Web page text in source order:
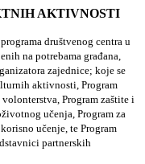
AKTIVNOSTI
društvenog centra u
na potrebama građana,
zajednice; koje se
aktivnosti, Program
Program zaštite i
učenja, Program za
učenje, te Program
partnerskih